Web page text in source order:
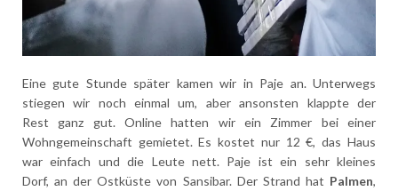
Eine gute Stunde später kamen wir in Paje an. Unterwegs
stiegen wir noch einmal um, aber ansonsten klappte der
Rest ganz gut.
Online hatten wir ein Zimmer bei einer
Wohngemeinschaft gemietet. Es kostet nur 12 €, das Haus
war einfach und die Leute nett. Paje ist ein sehr kleines
Dorf, an der Ostküste von Sansibar. Der Strand hat Palmen,